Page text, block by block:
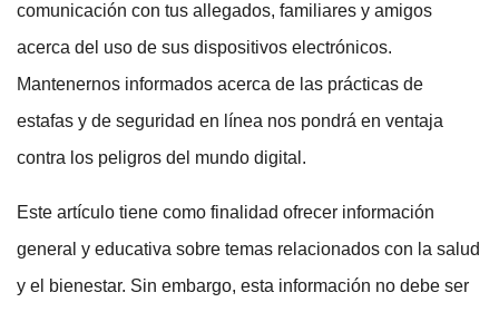
comunicación con tus allegados, familiares y amigos
acerca del uso de sus dispositivos electrónicos.
Mantenernos informados acerca de las prácticas de
estafas y de seguridad en línea nos pondrá en ventaja
contra los peligros del mundo digital.
Este artículo tiene como finalidad ofrecer información
general y educativa sobre temas relacionados con la salud
y el bienestar. Sin embargo, esta información no debe ser